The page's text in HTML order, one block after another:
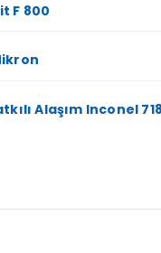
F 800
Alaşım Inconel